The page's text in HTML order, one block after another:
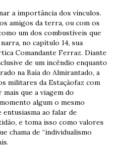
a importância dos vínculos.
amigos da terra, ou com os
um dos combustíveis que
no capítulo 14, sua
Comandante Ferraz. Diante
de um incêndio enquanto
na Baía do Almirantado, a
militares da Estaçãofaz com
que a viagem do
algum o mesmo
ao falar de
e toma isso como valores
chama de “individualismo